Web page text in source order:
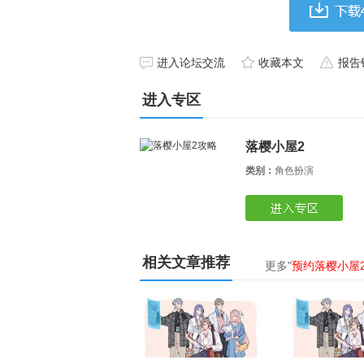
进入论坛交流 收藏本文 报告
进入专区
落樱小屋2
类别： 角色扮演
相关文章推荐 更多"预约落樱小屋